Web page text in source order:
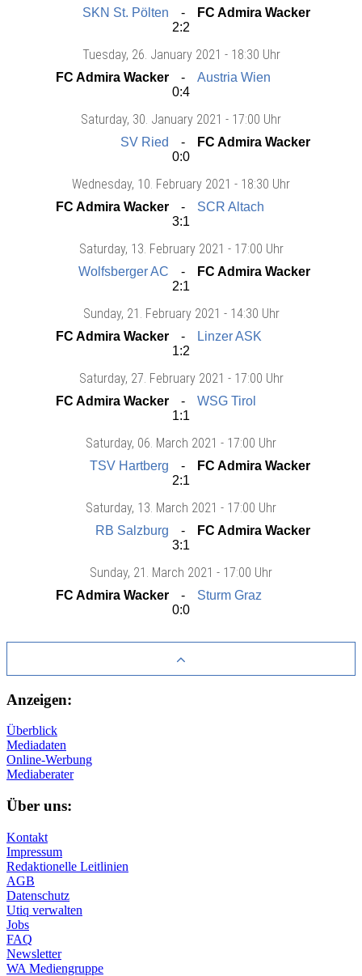
SKN St. Pölten
FC Admira Wacker
2:2
Tuesday, 26. January 2021 - 18:30 Uhr
FC Admira Wacker
Austria Wien
0:4
Saturday, 30. January 2021 - 17:00 Uhr
SV Ried
FC Admira Wacker
0:0
Wednesday, 10. February 2021 - 18:30 Uhr
FC Admira Wacker
SCR Altach
3:1
Saturday, 13. February 2021 - 17:00 Uhr
Wolfsberger AC
FC Admira Wacker
2:1
Sunday, 21. February 2021 - 14:30 Uhr
FC Admira Wacker
Linzer ASK
1:2
Saturday, 27. February 2021 - 17:00 Uhr
FC Admira Wacker
WSG Tirol
1:1
Saturday, 06. March 2021 - 17:00 Uhr
TSV Hartberg
FC Admira Wacker
2:1
Saturday, 13. March 2021 - 17:00 Uhr
RB Salzburg
FC Admira Wacker
3:1
Sunday, 21. March 2021 - 17:00 Uhr
FC Admira Wacker
Sturm Graz
0:0
Anzeigen:
Überblick
Mediadaten
Online-Werbung
Mediaberater
Über uns:
Kontakt
Impressum
Redaktionelle Leitlinien
AGB
Datenschutz
Utiq verwalten
Jobs
FAQ
Newsletter
WA Mediengruppe